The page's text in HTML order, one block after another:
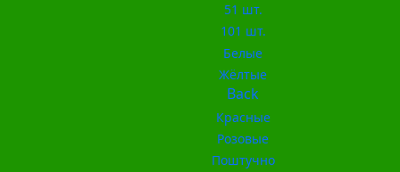
51 шт.
101 шт.
Белые
Жёлтые
Back
Красные
Розовые
Поштучно